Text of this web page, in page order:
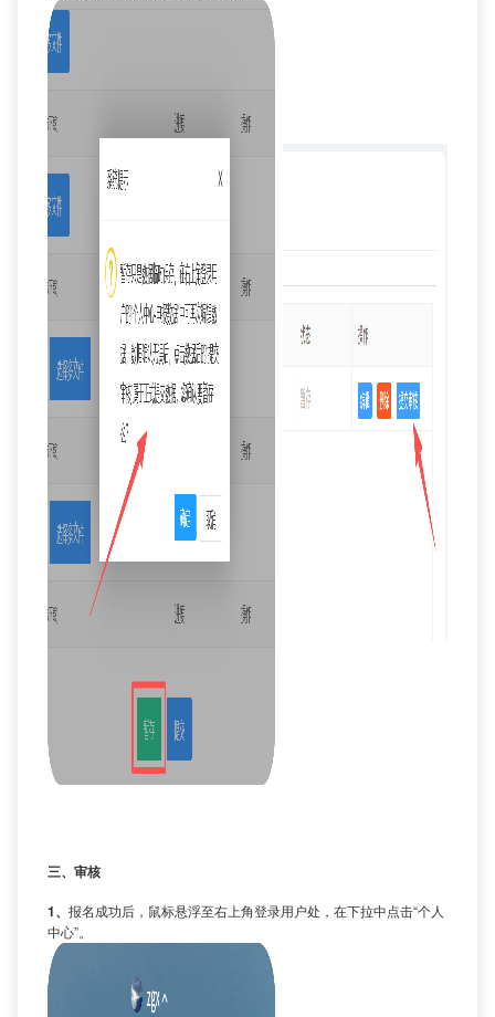
三、审核
1、 报名成功后，鼠标悬浮至右上角登录用户处，在下拉中点击“个人
中心”。